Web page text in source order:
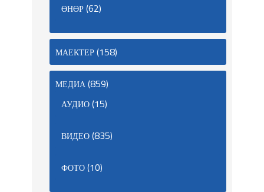
ӨНӨР(62)
МАЕКТЕР(158)
МЕДИА(859)
АУДИО(15)
ВИДЕО(835)
ФОТО(10)